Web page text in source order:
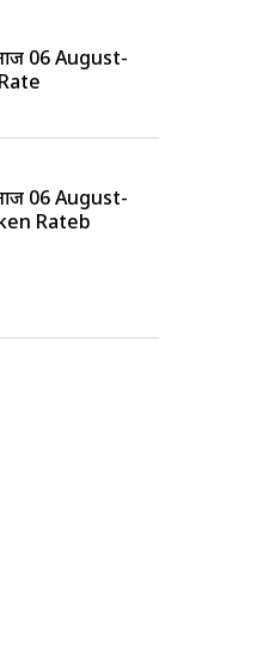
06 August-
06 August-
Rateb